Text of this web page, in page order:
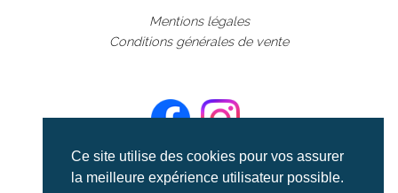
Ce site utilise des cookies pour vos assurer
la meilleure expérience utilisateur possible.
Mentions légales
Conditions générales de vente
©aerialcollection marque déposée 2024